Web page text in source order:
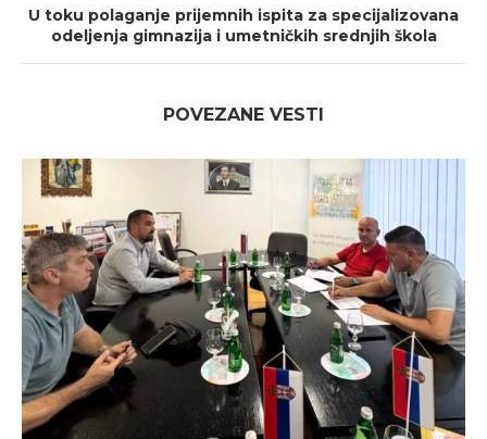
U toku polaganje prijemnih ispita za specijalizovana
odeljenja gimnazija i umetničkih srednjih škola
POVEZANE VESTI